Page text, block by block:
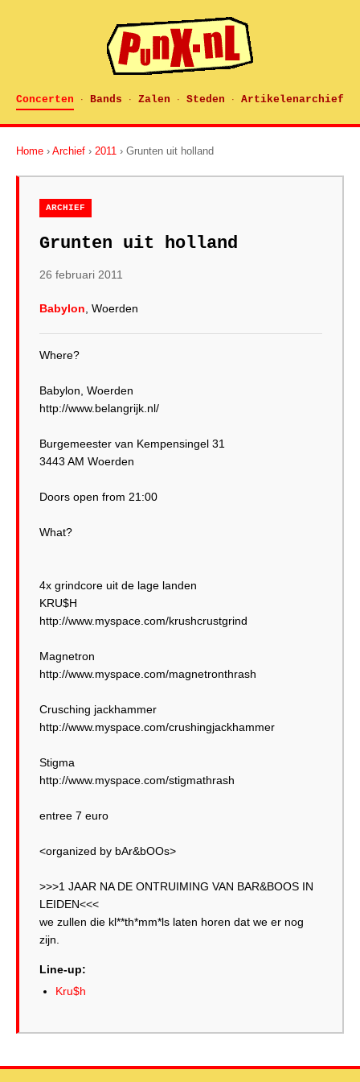
Concerten · Bands · Zalen · Steden · Artikelenarchief
Home › Archief › 2011 › Grunten uit holland
ARCHIEF
Grunten uit holland
26 februari 2011
Babylon , Woerden
Where?
Babylon, Woerden
http://www.belangrijk.nl/
Burgemeester van Kempensingel 31
3443 AM Woerden
Doors open from 21:00
What?
4x grindcore uit de lage landen
KRU$H
http://www.myspace.com/krushcrustgrind
Magnetron
http://www.myspace.com/magnetronthrash
Crusching jackhammer
http://www.myspace.com/crushingjackhammer
Stigma
http://www.myspace.com/stigmathrash
entree 7 euro
<organized by bAr&bOOs>
>>>1 JAAR NA DE ONTRUIMING VAN BAR&BOOS IN
LEIDEN<<<
we zullen die kl**th*mm*ls laten horen dat we er nog
Line-up:
Kru$h